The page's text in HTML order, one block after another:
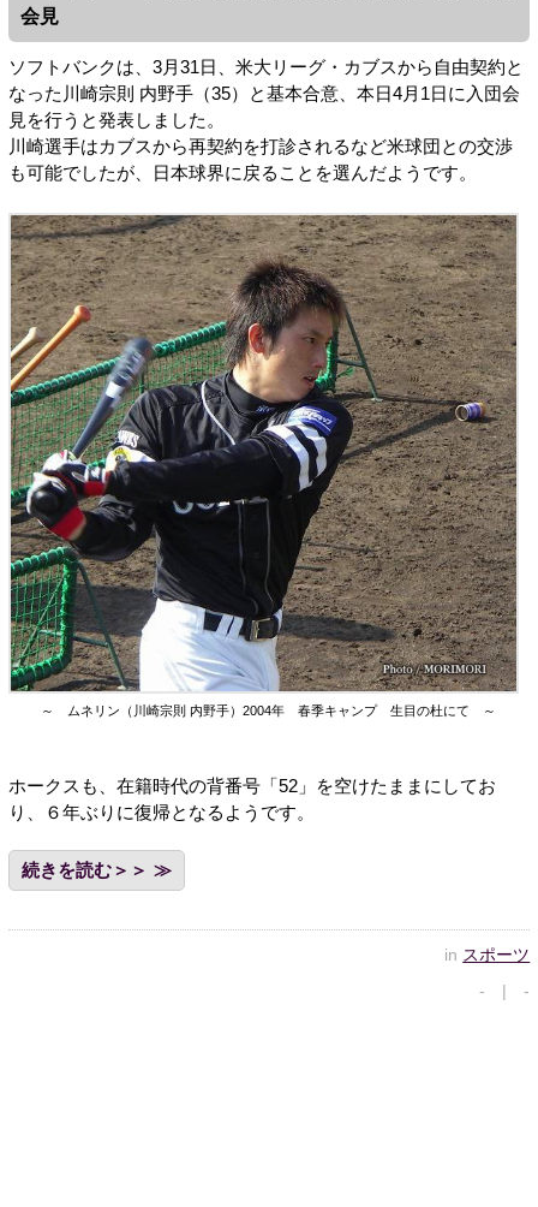
会見
ソフトバンクは、3月31日、米大リーグ・カブスから自由契約と
なった川崎宗則 内野手（35）と基本合意、本日4月1日に入団会
見を行うと発表しました。
川崎選手はカブスから再契約を打診されるなど米球団との交渉
も可能でしたが、日本球界に戻ることを選んだようです。
～ ムネリン（川崎宗則 内野手）2004年 春季キャンプ 生目の杜にて ～
ホークスも、在籍時代の背番号「52」を空けたままにしてお
り、６年ぶりに復帰となるようです。
続きを読む＞＞
in スポーツ
- | -